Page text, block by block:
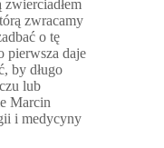
zwracamy
o tę
pierwsza daje
by długo
lub
Marcin
i medycyny